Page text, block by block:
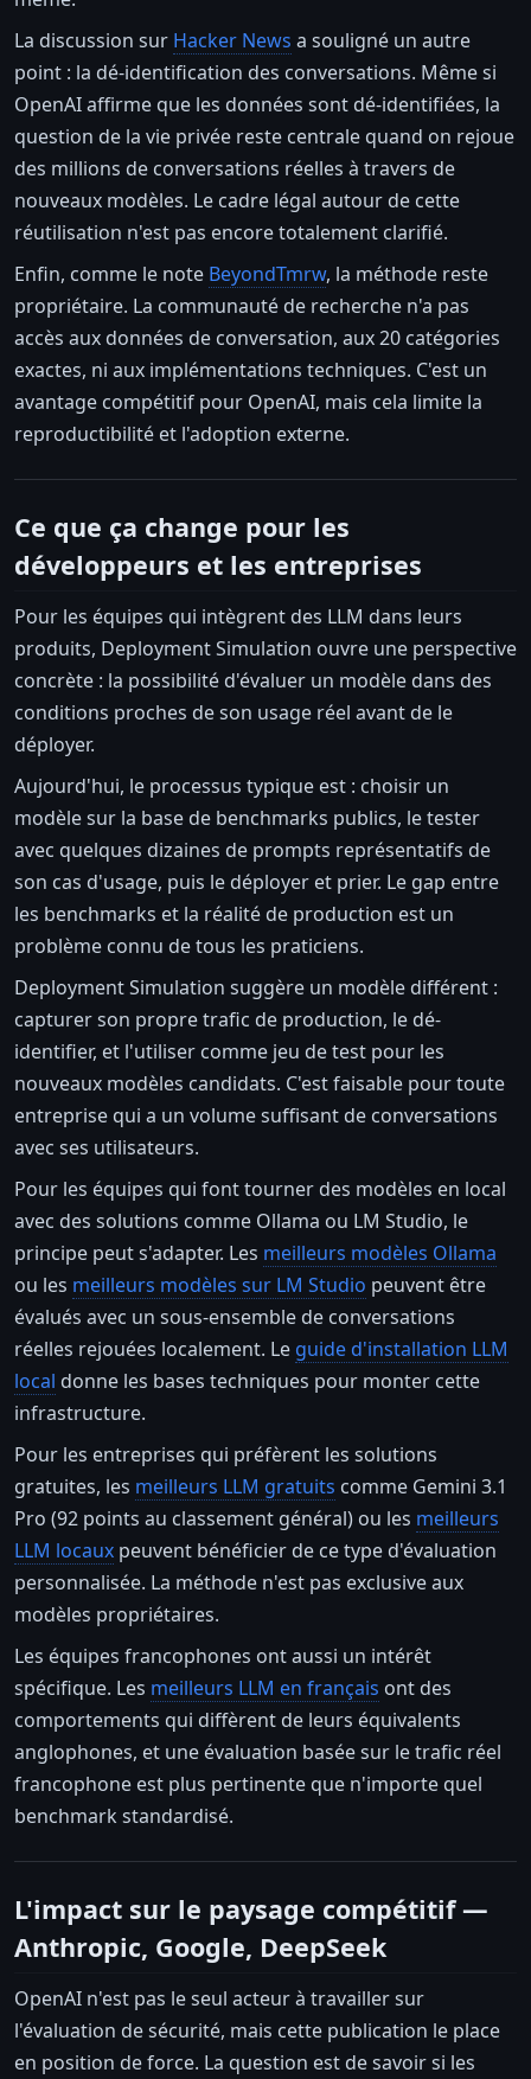
La discussion sur Hacker News a souligné un autre
point : la dé-identification des conversations. Même si
OpenAI affirme que les données sont dé-identifiées, la
question de la vie privée reste centrale quand on rejoue
des millions de conversations réelles à travers de
nouveaux modèles. Le cadre légal autour de cette
réutilisation n'est pas encore totalement clarifié.
Enfin, comme le note BeyondTmrw, la méthode reste
propriétaire. La communauté de recherche n'a pas
accès aux données de conversation, aux 20 catégories
exactes, ni aux implémentations techniques. C'est un
avantage compétitif pour OpenAI, mais cela limite la
reproductibilité et l'adoption externe.
Ce que ça change pour les
développeurs et les entreprises
Pour les équipes qui intègrent des LLM dans leurs
produits, Deployment Simulation ouvre une perspective
concrète : la possibilité d'évaluer un modèle dans des
conditions proches de son usage réel avant de le
déployer.
Aujourd'hui, le processus typique est : choisir un
modèle sur la base de benchmarks publics, le tester
avec quelques dizaines de prompts représentatifs de
son cas d'usage, puis le déployer et prier. Le gap entre
les benchmarks et la réalité de production est un
problème connu de tous les praticiens.
Deployment Simulation suggère un modèle différent :
capturer son propre trafic de production, le dé-
identifier, et l'utiliser comme jeu de test pour les
nouveaux modèles candidats. C'est faisable pour toute
entreprise qui a un volume suffisant de conversations
avec ses utilisateurs.
Pour les équipes qui font tourner des modèles en local
avec des solutions comme Ollama ou LM Studio, le
principe peut s'adapter. Les meilleurs modèles Ollama
ou les meilleurs modèles sur LM Studio peuvent être
évalués avec un sous-ensemble de conversations
réelles rejouées localement. Le guide d'installation LLM
local donne les bases techniques pour monter cette
infrastructure.
Pour les entreprises qui préfèrent les solutions
gratuites, les meilleurs LLM gratuits comme Gemini 3.1
Pro (92 points au classement général) ou les meilleurs
LLM locaux peuvent bénéficier de ce type d'évaluation
personnalisée. La méthode n'est pas exclusive aux
modèles propriétaires.
Les équipes francophones ont aussi un intérêt
spécifique. Les meilleurs LLM en français ont des
comportements qui diffèrent de leurs équivalents
anglophones, et une évaluation basée sur le trafic réel
francophone est plus pertinente que n'importe quel
benchmark standardisé.
L'impact sur le paysage compétitif —
Anthropic, Google, DeepSeek
OpenAI n'est pas le seul acteur à travailler sur
l'évaluation de sécurité, mais cette publication le place
en position de force. La question est de savoir si les